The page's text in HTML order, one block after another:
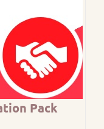
Pack